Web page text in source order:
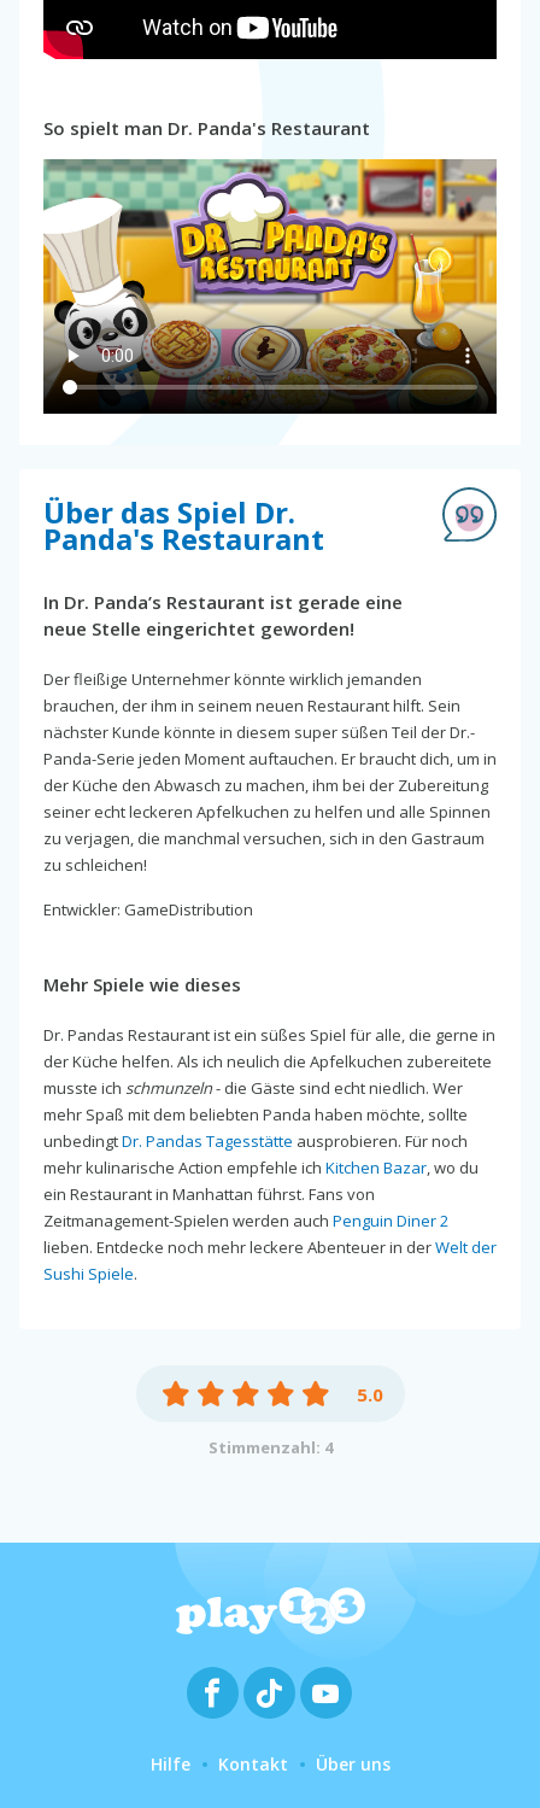
So spielt man Dr. Panda's Restaurant
Über das Spiel Dr.
Panda's Restaurant
In Dr. Panda’s Restaurant ist gerade eine
neue Stelle eingerichtet geworden!
Der fleißige Unternehmer könnte wirklich jemanden
brauchen, der ihm in seinem neuen Restaurant hilft. Sein
nächster Kunde könnte in diesem super süßen Teil der Dr.-
Panda-Serie jeden Moment auftauchen. Er braucht dich, um in
der Küche den Abwasch zu machen, ihm bei der Zubereitung
seiner echt leckeren Apfelkuchen zu helfen und alle Spinnen
zu verjagen, die manchmal versuchen, sich in den Gastraum
zu schleichen!
Entwickler: GameDistribution
Mehr Spiele wie dieses
Dr. Pandas Restaurant ist ein süßes Spiel für alle, die gerne in
der Küche helfen. Als ich neulich die Apfelkuchen zubereitete
musste ich schmunzeln- die Gäste sind echt niedlich. Wer
mehr Spaß mit dem beliebten Panda haben möchte, sollte
unbedingtDr. Pandas Tagesstätte ausprobieren. Für noch
mehr kulinarische Action empfehle ich Kitchen Bazar, wo du
ein Restaurant in Manhattan führst. Fans von
Zeitmanagement-Spielen werden auch Penguin Diner 2
lieben. Entdecke noch mehr leckere Abenteuer in derWelt der
Sushi Spiele.
5.0
Stimmenzahl: 4
Hilfe Kontakt Über uns